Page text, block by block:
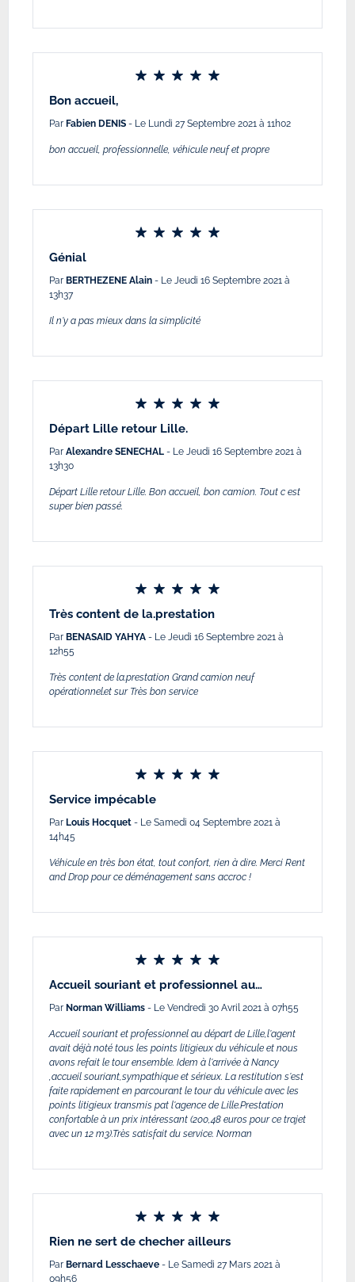
Bon accueil,
Par Fabien DENIS - Le Lundi 27 Septembre 2021 à 11h02
bon accueil, professionnelle, véhicule neuf et propre
Génial
Par BERTHEZENE Alain - Le Jeudi 16 Septembre 2021 à
13h37
Il n'y a pas mieux dans la simplicité
Départ Lille retour Lille.
Par Alexandre SENECHAL - Le Jeudi 16 Septembre 2021 à
13h30
Départ Lille retour Lille. Bon accueil, bon camion. Tout c est
super bien passé.
Très content de la.prestation
Par BENASAID YAHYA - Le Jeudi 16 Septembre 2021 à
12h55
Très content de la.prestation Grand camion neuf
opérationnel.et sur Très bon service
Service impécable
Par Louis Hocquet - Le Samedi 04 Septembre 2021 à
14h45
Véhicule en très bon état, tout confort, rien à dire. Merci Rent
and Drop pour ce déménagement sans accroc !
Accueil souriant et professionnel au…
Par Norman Williams - Le Vendredi 30 Avril 2021 à 07h55
Accueil souriant et professionnel au départ de Lille,l'agent
avait déjà noté tous les points litigieux du véhicule et nous
avons refait le tour ensemble. Idem à l'arrivée à Nancy
,accueil souriant,sympathique et sérieux. La restitution s'est
faite rapidement en parcourant le tour du véhicule avec les
points litigieux transmis pat l'agence de Lille.Prestation
confortable à un prix intéressant (200,48 euros pour ce trajet
avec un 12 m3).Très satisfait du service. Norman
Rien ne sert de checher ailleurs
Par Bernard Lesschaeve - Le Samedi 27 Mars 2021 à
09h56